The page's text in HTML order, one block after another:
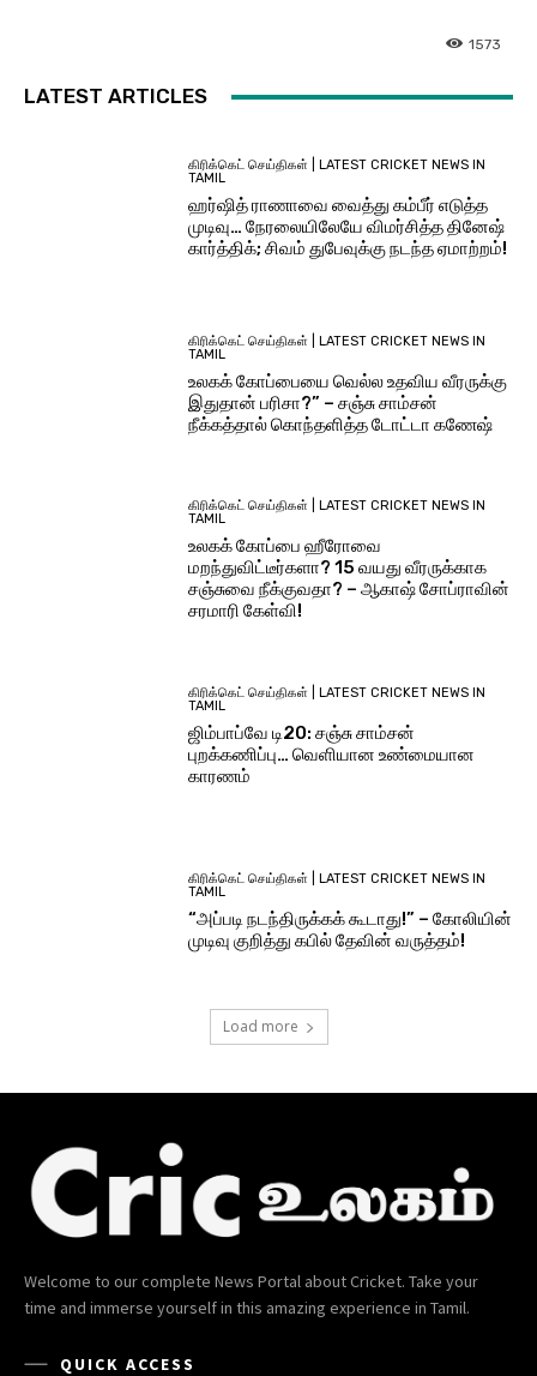
1573
LATEST ARTICLES
கிரிக்கெட் செய்திகள் | LATEST CRICKET NEWS IN
TAMIL
ஹர்ஷித் ராணாவை வைத்து கம்பீர் எடுத்த
முடிவு… நேரலையிலேயே விமர்சித்த தினேஷ்
கார்த்திக்; சிவம் துபேவுக்கு நடந்த ஏமாற்றம்!
கிரிக்கெட் செய்திகள் | LATEST CRICKET NEWS IN
TAMIL
உலகக் கோப்பையை வெல்ல உதவிய வீரருக்கு
இதுதான் பரிசா?” – சஞ்சு சாம்சன்
நீக்கத்தால் கொந்தளித்த டோட்டா கணேஷ்
கிரிக்கெட் செய்திகள் | LATEST CRICKET NEWS IN
TAMIL
உலகக் கோப்பை ஹீரோவை
மறந்துவிட்டீர்களா? 15 வயது வீரருக்காக
சஞ்சுவை நீக்குவதா? – ஆகாஷ் சோப்ராவின்
சரமாரி கேள்வி!
கிரிக்கெட் செய்திகள் | LATEST CRICKET NEWS IN
TAMIL
ஜிம்பாப்வே டி20: சஞ்சு சாம்சன்
புறக்கணிப்பு… வெளியான உண்மையான
காரணம்
கிரிக்கெட் செய்திகள் | LATEST CRICKET NEWS IN
TAMIL
“அப்படி நடந்திருக்கக் கூடாது!” – கோலியின்
முடிவு குறித்து கபில் தேவின் வருத்தம்!
Load more
Welcome to our complete News Portal about Cricket. Take your
time and immerse yourself in this amazing experience in Tamil.
QUICK ACCESS